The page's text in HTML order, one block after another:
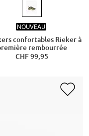
NOUVEAU
confortables Rieker à
rembourrée
CHF 99,95